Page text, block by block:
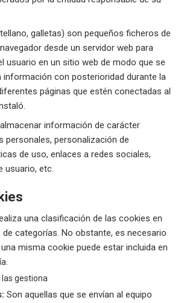
galletas) son pequeños ficheros de
desde un servidor web para
usuario en un sitio web de modo que se
información con posterioridad durante la
páginas que estén conectadas al
información de carácter
personales, personalización de
de uso, enlaces a redes sociales,
usuario, etc.
una clasificación de las cookies en
categorías. No obstante, es necesario
misma cookie puede estar incluida en
gestiona
Son aquellas que se envían al equipo